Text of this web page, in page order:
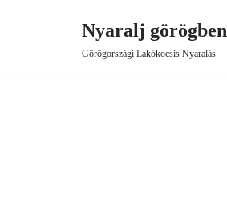
Nyaralj görögben
Görögországi Lakókocsis Nyaralás